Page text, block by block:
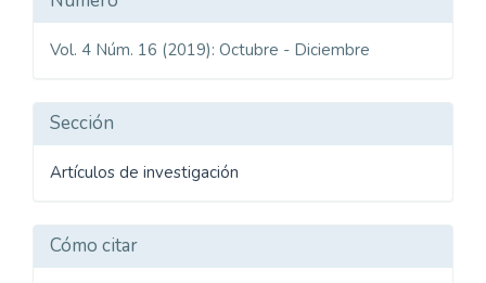
del
Vol. 4 Núm. 16 (2019): Octubre - Diciembre
Sección
Artículos de investigación
Cómo citar